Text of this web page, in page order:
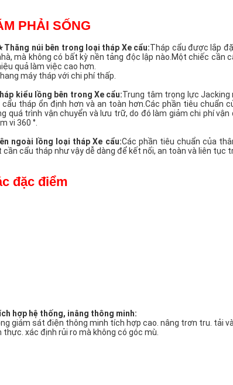
PHẢI SỐNG
Thăng núi bên trong loại tháp Xe cẩu:Tháp cẩu được lắp
mà không có bất kỳ nền tảng độc lập nào.Một chiếc cần
quả làm việc cao hơn.
máy tháp với chi phí thấp.